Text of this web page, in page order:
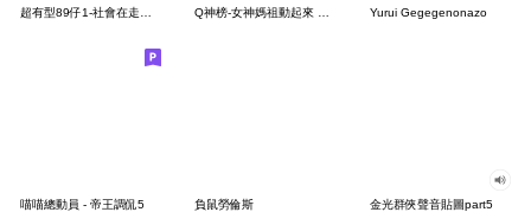
超有型89仔1-社會在走帥氣要有 Q神榜-女神媽祖動起來 2026 (全螢幕) Yurui Gegegenonazo
喵喵總動員 - 帝王調侃5 負鼠勞倫斯 金光群俠聲音貼圖part5